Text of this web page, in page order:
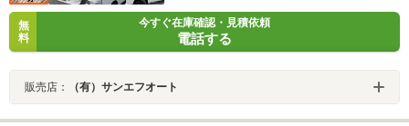
無
料
今すぐ在庫確認・見積依頼
電話する
販売店： （有）サンエフオート